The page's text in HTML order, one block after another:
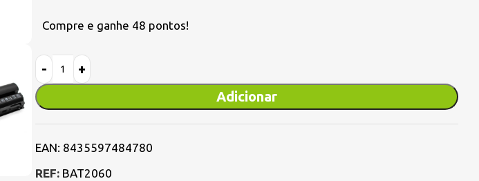
Compre e ganhe 48 pontos!
Adicionar
EAN: 8435597484780
REF: BAT2060